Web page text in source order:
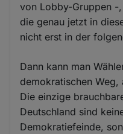
von Lobby-Gruppen -
die genau jetzt in
nicht erst in der
Dann kann man
demokratischen Weg,
Die einzige
Deutschland sind
Demokratiefeinde,